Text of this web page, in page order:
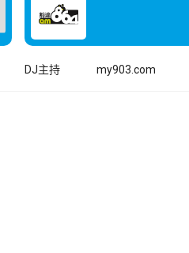
DJ主持 my903.com